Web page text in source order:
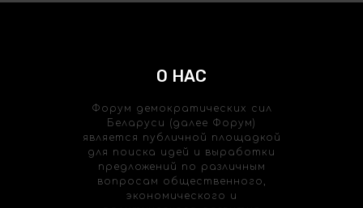
О НАС
Форум демократических сил
Беларуси (далее Форум)
является публичной площадкой
для поиска идей и выработки
предложений по различным
вопросам общественного,
экономического и